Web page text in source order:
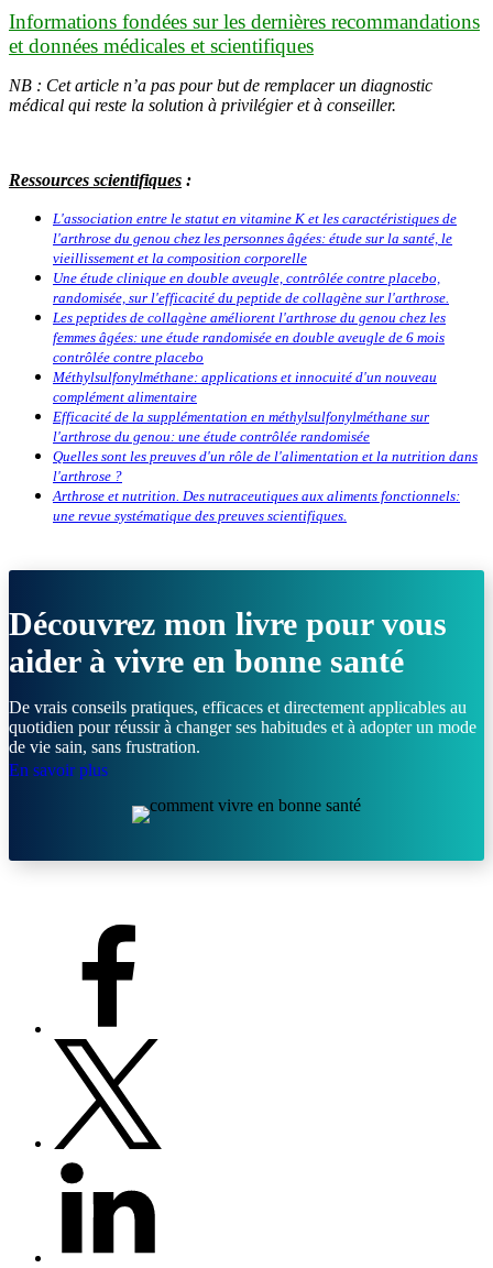
Informations fondées sur les dernières recommandations
et données médicales et scientifiques
NB : Cet article n’a pas pour but de remplacer un diagnostic
médical qui reste la solution à privilégier et à conseiller.
Ressources scientifiques :
L'association entre le statut en vitamine K et les caractéristiques de
l'arthrose du genou chez les personnes âgées: étude sur la santé, le
vieillissement et la composition corporelle
Une étude clinique en double aveugle, contrôlée contre placebo,
randomisée, sur l'efficacité du peptide de collagène sur l'arthrose.
Les peptides de collagène améliorent l'arthrose du genou chez les
femmes âgées: une étude randomisée en double aveugle de 6 mois
contrôlée contre placebo
Méthylsulfonylméthane: applications et innocuité d'un nouveau
complément alimentaire
Efficacité de la supplémentation en méthylsulfonylméthane sur
l'arthrose du genou: une étude contrôlée randomisée
Quelles sont les preuves d'un rôle de l'alimentation et la nutrition dans
l'arthrose ?
Arthrose et nutrition. Des nutraceutiques aux aliments fonctionnels:
une revue systématique des preuves scientifiques.
Découvrez mon livre pour vous
aider à vivre en bonne santé
De vrais conseils pratiques, efficaces et directement applicables au
quotidien pour réussir à changer ses habitudes et à adopter un mode
de vie sain, sans frustration.
En savoir plus